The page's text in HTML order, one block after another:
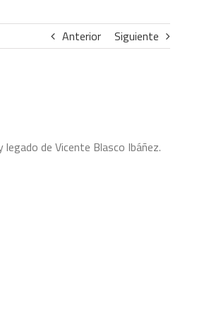
Anterior Siguiente
de Vicente Blasco Ibáñez.